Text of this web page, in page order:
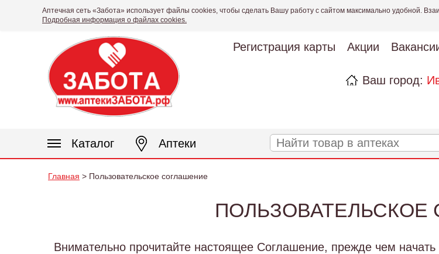
Аптечная сеть «Забота» использует файлы cookies, чтобы сделать Вашу работу с сайтом максимально удобной.
Подробная информация о файлах cookies.
Регистрация карты Акции
Ваш город:
Каталог Аптеки
Главная > Пользовательское соглашение
ПОЛЬЗОВАТЕЛЬСКОЕ
Внимательно прочитайте настоящее Соглашение, прежде чем